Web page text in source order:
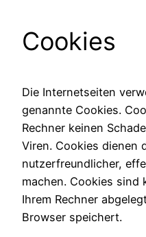
Cookies
Die Internetseiten
genannte Cookies.
Rechner keinen
Viren. Cookies dienen
nutzerfreundlicher,
machen. Cookies sind
Ihrem Rechner
Browser speichert.